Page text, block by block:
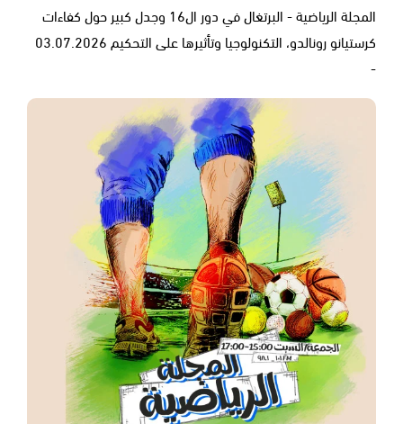
المجلة الرياضية - البرتغال في دور ال16 وجدل كبير حول كفاءات
كرستيانو رونالدو، التكنولوجيا وتأثيرها على التحكيم 03.07.2026
-